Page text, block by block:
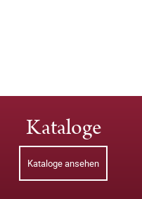
Kataloge
Kataloge ansehen